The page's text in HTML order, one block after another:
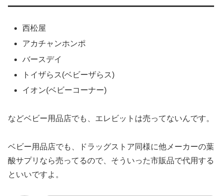
西松屋
アカチャンホンポ
バースデイ
トイザらス(ベビーザらス)
イオン(ベビーコーナー)
などベビー用品店でも、エレビットは売ってないんです。
ベビー用品店でも、ドラッグストア同様に他メーカーの葉
酸サプリなら売ってるので、そういった市販品で代用する
といいですよ。